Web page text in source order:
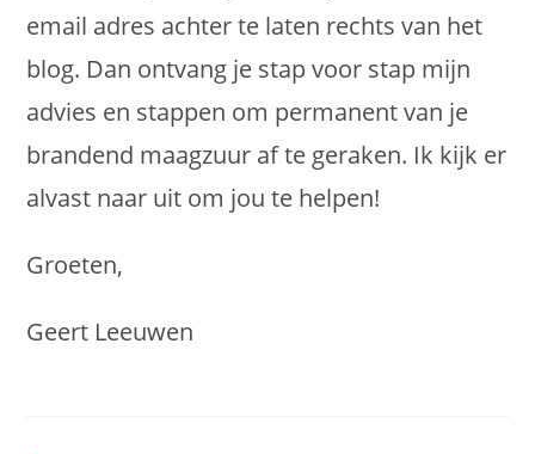
email adres achter te laten rechts van het
blog. Dan ontvang je stap voor stap mijn
advies en stappen om permanent van je
brandend maagzuur af te geraken. Ik kijk er
alvast naar uit om jou te helpen!
Groeten,
Geert Leeuwen